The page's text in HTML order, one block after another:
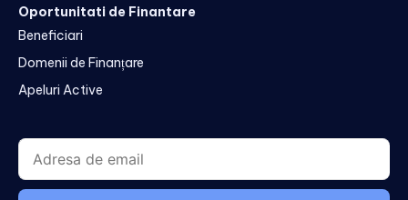
Oportunitati de Finantare
Beneficiari
Domenii de Finanțare
Apeluri Active